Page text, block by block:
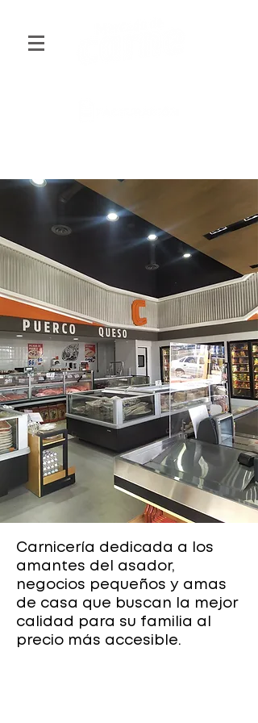
Carnicería dedicada a los
amantes del asador,
negocios pequeños y amas
de casa que buscan la mejor
calidad para su familia al
precio más accesible.